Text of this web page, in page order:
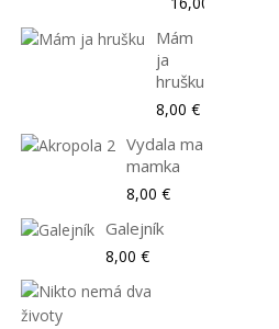
Mám
ja
hrušku
8,00 €
Vydala ma
mamka
8,00 €
Galejník
8,00 €